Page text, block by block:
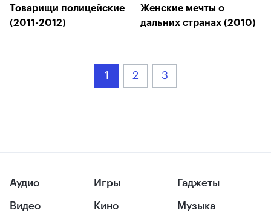
Товарищи полицейские
(2011-2012)
Женские мечты о
дальних странах (2010)
1 2 3
Аудио
Видео
Игры
Кино
Гаджеты
Музыка